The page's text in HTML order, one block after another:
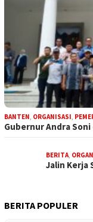
BANTEN ORGANISASI
Gubernur Andra
BERITA
Jalin Kerja
BERITA POPULER